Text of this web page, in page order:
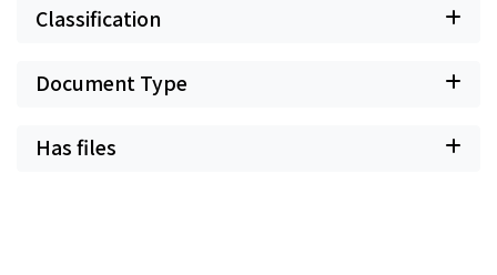
Classification
Document Type
Has files